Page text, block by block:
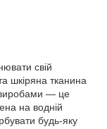
свій
шкіряна тканина
виробами — це
на водній
будь-яку